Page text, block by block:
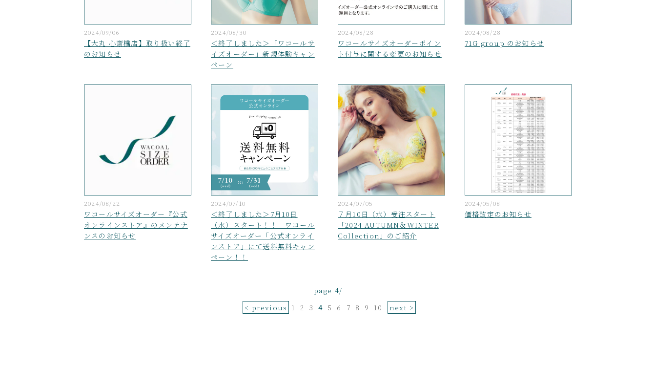
2024/09/06
【大丸 心斎橋店】取り扱い終了
のお知らせ
2024/08/30
＜終了しました＞「ワコールサ
イズオーダー」新規体験キャン
ペーン
2024/08/28
ワコールサイズオーダーポイン
ト付与に関する変更のお知らせ
2024/08/28
71G group のお知らせ
2024/08/22
ワコールサイズオーダー『公式
オンラインストア』のメンテナ
ンスのお知らせ
2024/07/10
＜終了しました＞7月10日
（水）スタート！！ ワコール
サイズオーダー「公式オンライ
ンストア」にて送料無料キャン
ペーン！！
2024/07/05
７月10日（水）受注スタート
「2024 AUTUMN＆WINTER
Collection」のご紹介
2024/05/08
価格改定のお知らせ
page 4/
< previous 1 2 3 4 5 6 7 8 9 10 next >